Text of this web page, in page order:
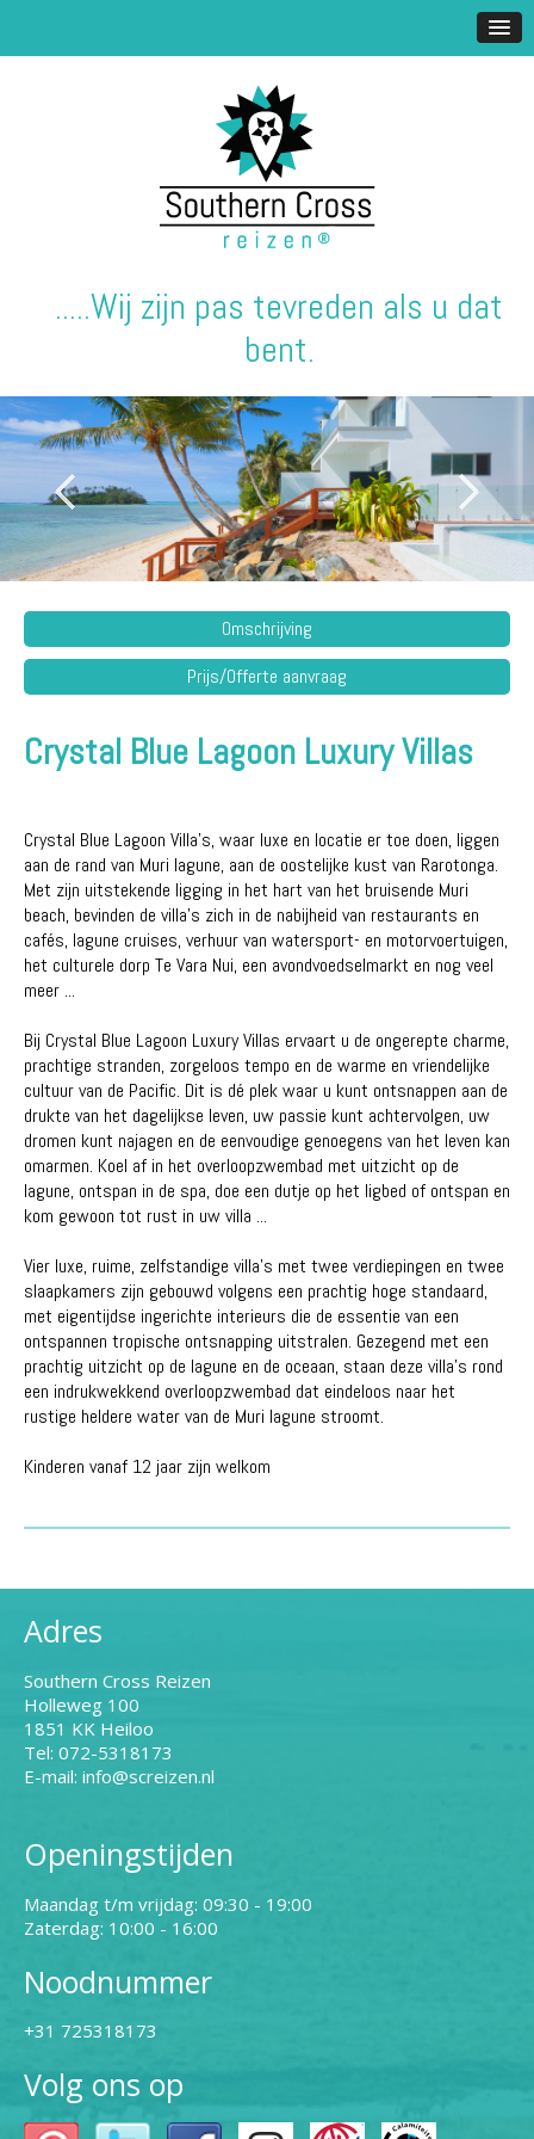
.....Wij zijn pas tevreden als u dat
bent.
Omschrijving
Prijs/Offerte aanvraag
Crystal Blue Lagoon Luxury Villas
Crystal Blue Lagoon Villa's, waar luxe en locatie er toe doen, liggen
aan de rand van Muri lagune, aan de oostelijke kust van Rarotonga.
Met zijn uitstekende ligging in het hart van het bruisende Muri
beach, bevinden de villa's zich in de nabijheid van restaurants en
cafés, lagune cruises, verhuur van watersport- en motorvoertuigen,
het culturele dorp Te Vara Nui, een avondvoedselmarkt en nog veel
meer ...
Bij Crystal Blue Lagoon Luxury Villas ervaart u de ongerepte charme,
prachtige stranden, zorgeloos tempo en de warme en vriendelijke
cultuur van de Pacific. Dit is dé plek waar u kunt ontsnappen aan de
drukte van het dagelijkse leven, uw passie kunt achtervolgen, uw
dromen kunt najagen en de eenvoudige genoegens van het leven kan
omarmen. Koel af in het overloopzwembad met uitzicht op de
lagune, ontspan in de spa, doe een dutje op het ligbed of ontspan en
kom gewoon tot rust in uw villa ...
Vier luxe, ruime, zelfstandige villa's met twee verdiepingen en twee
slaapkamers zijn gebouwd volgens een prachtig hoge standaard,
met eigentijdse ingerichte interieurs die de essentie van een
ontspannen tropische ontsnapping uitstralen. Gezegend met een
prachtig uitzicht op de lagune en de oceaan, staan deze villa's rond
een indrukwekkend overloopzwembad dat eindeloos naar het
rustige heldere water van de Muri lagune stroomt.
Kinderen vanaf 12 jaar zijn welkom
Adres
Southern Cross Reizen
Holleweg 100
1851 KK Heiloo
Tel: 072-5318173
E-mail: info@screizen.nl
Openingstijden
Maandag t/m vrijdag: 09:30 - 19:00
Zaterdag: 10:00 - 16:00
Noodnummer
+31 725318173
Volg ons op